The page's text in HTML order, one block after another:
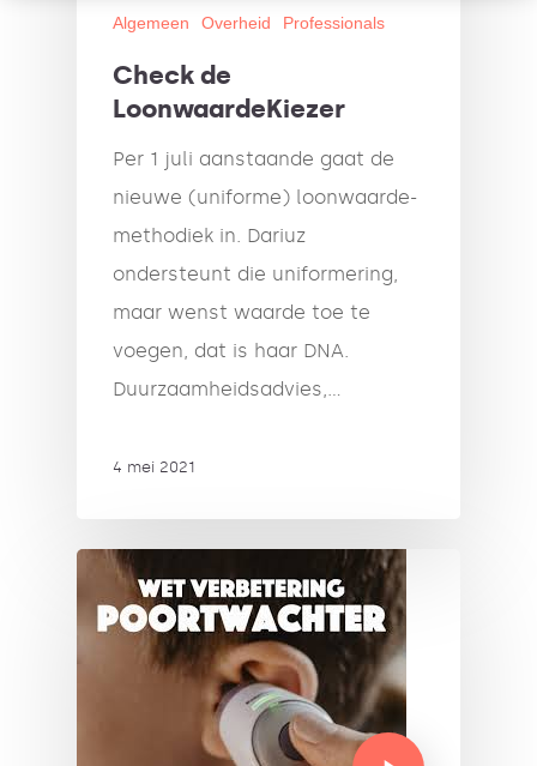
Algemeen Overheid Professionals
Check de
LoonwaardeKiezer
Per 1 juli aanstaande gaat de
nieuwe (uniforme) loonwaarde-
methodiek in. Dariuz
ondersteunt die uniformering,
maar wenst waarde toe te
voegen, dat is haar DNA.
Duurzaamheidsadvies,…
4 mei 2021